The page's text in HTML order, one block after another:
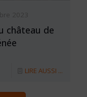
2023
château de
LIRE AUSSI ...